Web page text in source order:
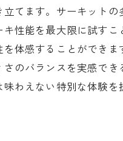
てます。サーキットの
性能を最大限に試すこ
体感することができま
のバランスを実感でき
わえない特別な体験を